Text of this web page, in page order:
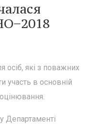
осіб, які з поважних
участь в основній
Департаменті